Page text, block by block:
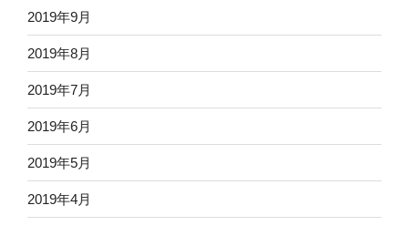
2019年9月
2019年8月
2019年7月
2019年6月
2019年5月
2019年4月